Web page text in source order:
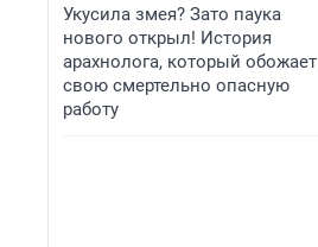
Укусила змея? Зато паука
нового открыл! История
арахнолога, который обожает
свою смертельно опасную
работу